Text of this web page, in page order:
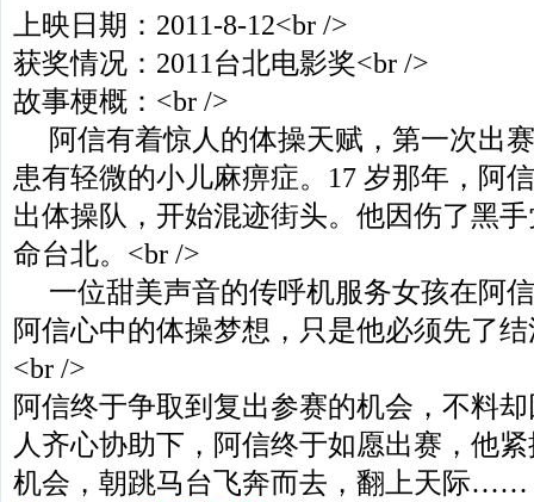
上映日期：2011-8-12<br />
获奖情况：2011台北电影奖<br />
故事梗概：<br />
阿信有着惊人的体操天赋，第一次出
患有轻微的小儿麻痹症。17 岁那年，阿
出体操队，开始混迹街头。他因伤了黑
命台北。<br />
一位甜美声音的传呼机服务女孩在阿
阿信心中的体操梦想，只是他必须先了
<br />
阿信终于争取到复出参赛的机会，不料
人齐心协助下，阿信终于如愿出赛，他
机会，朝跳马台飞奔而去，翻上天际……